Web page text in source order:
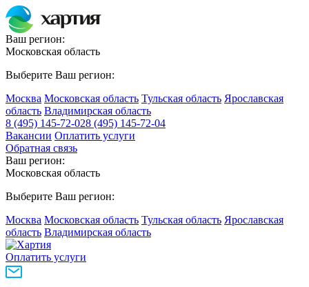
Ваш регион:
Московская область
Выберите Ваш регион:
Москва Московская область Тульская область Ярославская
область Владимирская область
8 (495) 145-72-028 (495) 145-72-04
Вакансии Оплатить услуги
Обратная связь
Ваш регион:
Московская область
Выберите Ваш регион:
Москва Московская область Тульская область Ярославская
область Владимирская область
Оплатить услуги